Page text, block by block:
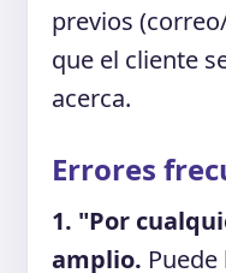
previos
que el cliente
acerca.
Errores
1. "Por
amplio.